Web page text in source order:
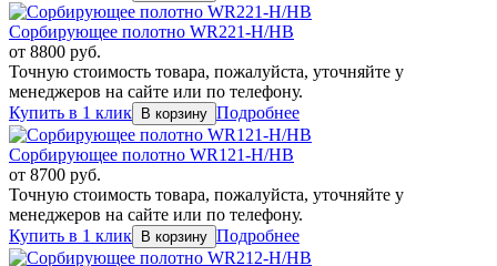
Сорбирующее полотно WR221-H/HB
от 8800 руб.
Точную стоимость товара, пожалуйста, уточняйте у
менеджеров на сайте или по телефону.
Купить в 1 клик
Подробнее
Сорбирующее полотно WR121-H/HB
от 8700 руб.
Точную стоимость товара, пожалуйста, уточняйте у
менеджеров на сайте или по телефону.
Купить в 1 клик
Подробнее